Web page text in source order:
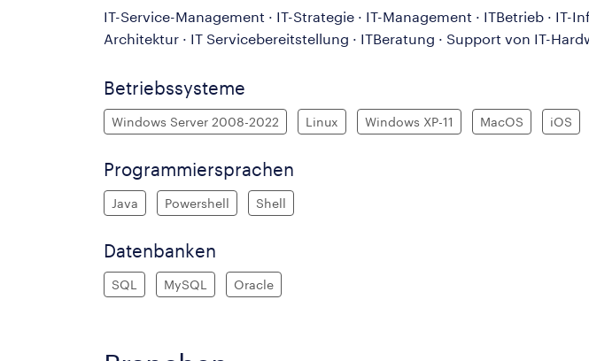
IT-Service-Management · IT-Strategie · IT-Management · ITBetrieb ·
Architektur · IT Servicebereitstellung · ITBeratung · Support von IT-
Betriebssysteme
Windows Server 2008-2022 Linux Windows XP-11 MacOS iOS
Programmiersprachen
Java Powershell Shell
Datenbanken
SQL MySQL Oracle